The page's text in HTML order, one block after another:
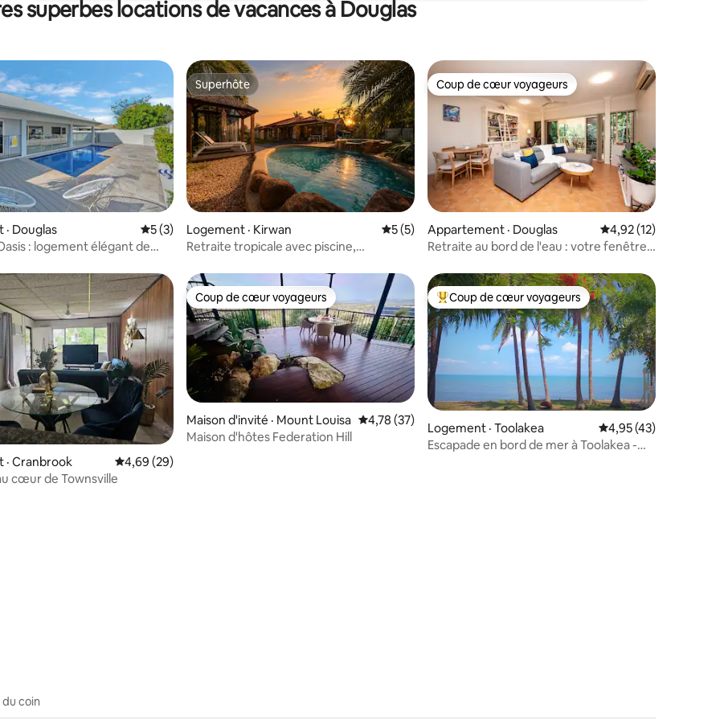
superbes locations de vacances à Douglas
sur 5, 7 commentaires
Douglas Note moyenne de 5 sur 5, 3 commentaires
5 (3)
: logement élégant de
Superhôte
Superhôte
Logement · Kirwan Note moyenne de 5 sur 5, 5 commentaires
5 (5)
Retraite tropicale avec piscine,
stationnement
Coup de cœur voyageurs
Coup de cœur voyageurs
Appartement · Douglas Note moyenne de
4,92 (12)
Retraite au bord de l'eau : votre fenêtre
5, 18 commentaires
· Cranbrook Note moyenne de 4,69 sur 5, 29 commentaires
4,69 (29)
cœur de Townsville
Coup de cœur voyageurs
Coup de cœur voyageurs
Maison d'invité · Mount Louisa Note moyenne de 4,78 sur 5, 37 commentaires
4,78 (37)
Maison d'hôtes Federation Hill
Coup de cœur voyageurs parmi les plus aimés
Coup de cœur voyageurs
Logement · Toolakea Note moyenne de
4,95 (43)
Escapade en bord de mer à Toolakea -
coin